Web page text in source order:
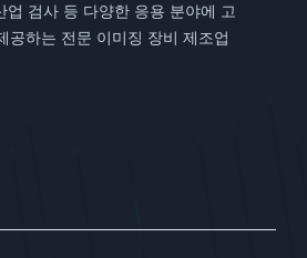
검사 등 다양한 응용 분야에 고
공하는 전문 이미징 장비 제조업